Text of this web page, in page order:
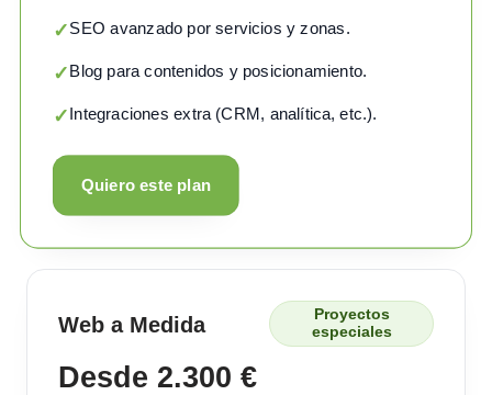
✓SEO avanzado por servicios y zonas.
✓Blog para contenidos y posicionamiento.
✓Integraciones extra (CRM, analítica, etc.).
Quiero este plan
Web a Medida
Proyectos
especiales
Desde 2.300 €